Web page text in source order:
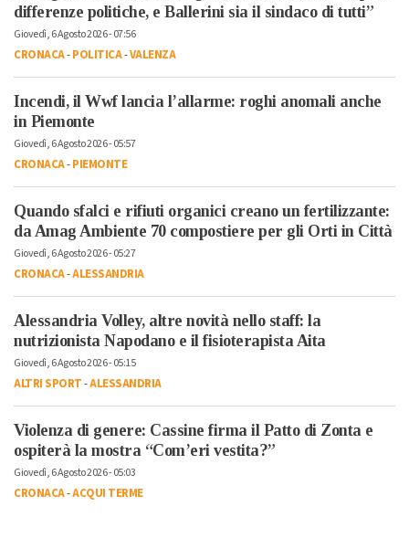
differenze politiche, e Ballerini sia il sindaco di tutti”
Giovedì, 6 Agosto 2026 - 07:56
CRONACA-POLITICA-VALENZA
Incendi, il Wwf lancia l’allarme: roghi anomali anche
in Piemonte
Giovedì, 6 Agosto 2026 - 05:57
CRONACA-PIEMONTE
Quando sfalci e rifiuti organici creano un fertilizzante:
da Amag Ambiente 70 compostiere per gli Orti in Città
Giovedì, 6 Agosto 2026 - 05:27
CRONACA-ALESSANDRIA
Alessandria Volley, altre novità nello staff: la
nutrizionista Napodano e il fisioterapista Aita
Giovedì, 6 Agosto 2026 - 05:15
ALTRI SPORT-ALESSANDRIA
Violenza di genere: Cassine firma il Patto di Zonta e
ospiterà la mostra “Com’eri vestita?”
Giovedì, 6 Agosto 2026 - 05:03
CRONACA-ACQUI TERME